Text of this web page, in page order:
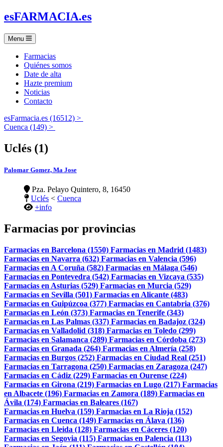
esFARMACIA.es
Menu
Farmacias
Quiénes somos
Date de alta
Hazte premium
Noticias
Contacto
esFarmacia.es (16512) >
Cuenca (149) >
Uclés (1)
Palomar Gomez, Ma Jose
Pza. Pelayo Quintero, 8, 16450
Uclés < Cuenca
+info
Farmacias por provincias
Farmacias en Barcelona (1550) Farmacias en Madrid (1483)
Farmacias en Navarra (632) Farmacias en Valencia (596)
Farmacias en A Coruña (582) Farmacias en Málaga (546)
Farmacias en Pontevedra (542) Farmacias en Vizcaya (535)
Farmacias en Asturias (529) Farmacias en Murcia (529)
Farmacias en Sevilla (501) Farmacias en Alicante (483)
Farmacias en Guipúzcoa (377) Farmacias en Cantabria (376)
Farmacias en León (373) Farmacias en Tenerife (343)
Farmacias en Las Palmas (337) Farmacias en Badajoz (324)
Farmacias en Valladolid (318) Farmacias en Toledo (299)
Farmacias en Salamanca (289) Farmacias en Córdoba (273)
Farmacias en Granada (264) Farmacias en Almería (258)
Farmacias en Burgos (252) Farmacias en Ciudad Real (251)
Farmacias en Tarragona (250) Farmacias en Zaragoza (247)
Farmacias en Cádiz (229) Farmacias en Ourense (224)
Farmacias en Girona (219) Farmacias en Lugo (217) Farmacias
en Albacete (196) Farmacias en Zamora (189) Farmacias en
Ávila (174) Farmacias en Baleares (167)
Farmacias en Huelva (159) Farmacias en La Rioja (152)
Farmacias en Cuenca (149) Farmacias en Álava (136)
Farmacias en Lleida (128) Farmacias en Cáceres (120)
Farmacias en Segovia (115) Farmacias en Palencia (113)